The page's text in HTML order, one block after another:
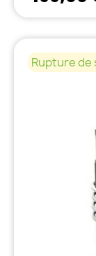
Rupture de